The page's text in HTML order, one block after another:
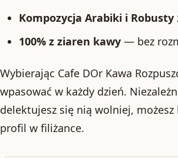
Kompozycja Arabiki i Robusty
100% z ziaren kawy— bez
Wybierając Cafe DOr Kawa
wpasować w każdy dzień.
delektujesz się nią wolniej,
profil w filiżance.